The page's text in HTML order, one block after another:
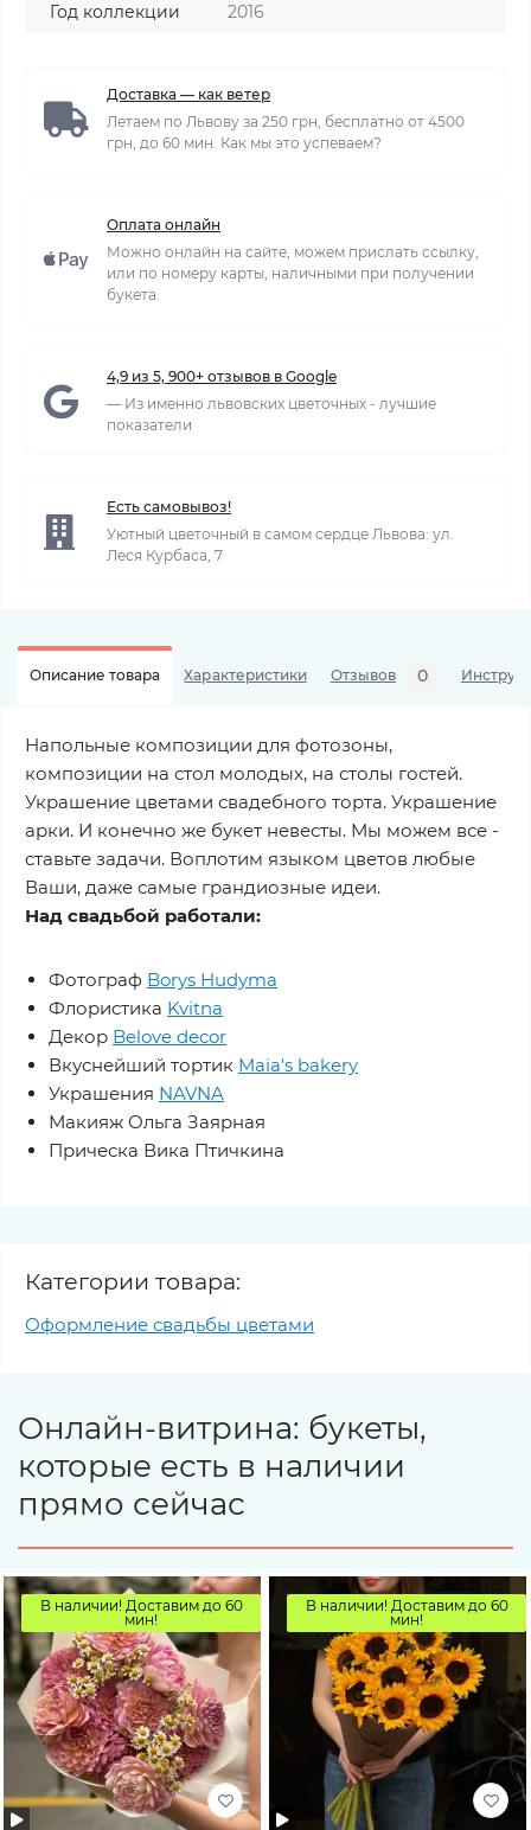
Год коллекции 2016
Доставка — как ветер
Летаем по Львову за 250 грн, бесплатно от 4500
грн, до 60 мин. Как мы это успеваем?
Оплата онлайн
Можно онлайн на сайте, можем прислать ссылку,
или по номеру карты, наличными при получении
букета.
4,9 из 5, 900+ отзывов в Google
— Из именно львовских цветочных - лучшие
показатели
Есть самовывоз!
Уютный цветочный в самом сердце Львова: ул.
Леся Курбаса, 7
Описание товара Характеристики Отзывов 0
Напольные композиции для фотозоны,
композиции на стол молодых, на столы гостей.
Украшение цветами свадебного торта. Украшение
арки. И конечно же букет невесты. Мы можем все -
ставьте задачи. Воплотим языком цветов любые
Ваши, даже самые грандиозные идеи.
Над свадьбой работали:
Фотограф Borys Hudyma
Флористика Kvitna
Декор Belove decor
Вкуснейший тортик Maia's bakery
Украшения NAVNA
Макияж Ольга Заярная
Прическа Вика Птичкина
Категории товара:
Оформление свадьбы цветами
Онлайн-витрина: букеты,
которые есть в наличии
прямо сейчас
В наличии! Доставим до 60
мин!
В наличии! Доставим до 60
мин!